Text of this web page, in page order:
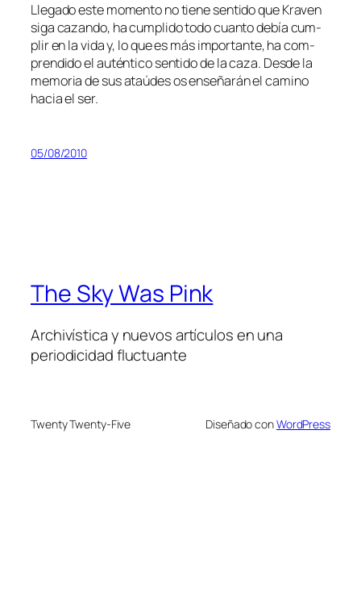
Llegado es­te mo­men­to no tie­ne sen­ti­do que Kraven
si­ga ca­zan­do, ha cum­pli­do to­do cuan­to de­bía cum­
plir en la vi­da y, lo que es más im­por­tan­te, ha com­
pren­di­do el au­tén­ti­co sen­ti­do de la ca­za. Desde la
me­mo­ria de sus ataú­des os en­se­ña­rán el ca­mino
ha­cia el ser.
05/08/2010
The Sky Was Pink
Archivística y nuevos artículos en una
periodicidad fluctuante
Twenty Twenty-Five Diseñado conWordPress